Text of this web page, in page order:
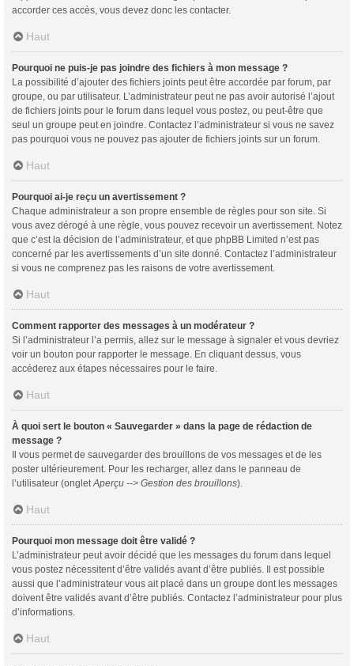
accorder ces accès, vous devez donc les contacter.
Haut
Pourquoi ne puis-je pas joindre des fichiers à mon message ?
La possibilité d’ajouter des fichiers joints peut être accordée par forum, par
groupe, ou par utilisateur. L’administrateur peut ne pas avoir autorisé l’ajout
de fichiers joints pour le forum dans lequel vous postez, ou peut-être que
seul un groupe peut en joindre. Contactez l’administrateur si vous ne savez
pas pourquoi vous ne pouvez pas ajouter de fichiers joints sur un forum.
Haut
Pourquoi ai-je reçu un avertissement ?
Chaque administrateur a son propre ensemble de règles pour son site. Si
vous avez dérogé à une règle, vous pouvez recevoir un avertissement. Notez
que c’est la décision de l’administrateur, et que phpBB Limited n’est pas
concerné par les avertissements d’un site donné. Contactez l’administrateur
si vous ne comprenez pas les raisons de votre avertissement.
Haut
Comment rapporter des messages à un modérateur ?
Si l’administrateur l’a permis, allez sur le message à signaler et vous devriez
voir un bouton pour rapporter le message. En cliquant dessus, vous
accéderez aux étapes nécessaires pour le faire.
Haut
À quoi sert le bouton « Sauvegarder » dans la page de rédaction de
message ?
Il vous permet de sauvegarder des brouillons de vos messages et de les
poster ultérieurement. Pour les recharger, allez dans le panneau de
l’utilisateur (ongletAperçu --> Gestion des brouillons).
Haut
Pourquoi mon message doit être validé ?
L’administrateur peut avoir décidé que les messages du forum dans lequel
vous postez nécessitent d’être validés avant d’être publiés. Il est possible
aussi que l’administrateur vous ait placé dans un groupe dont les messages
doivent être validés avant d’être publiés. Contactez l’administrateur pour plus
d’informations.
Haut